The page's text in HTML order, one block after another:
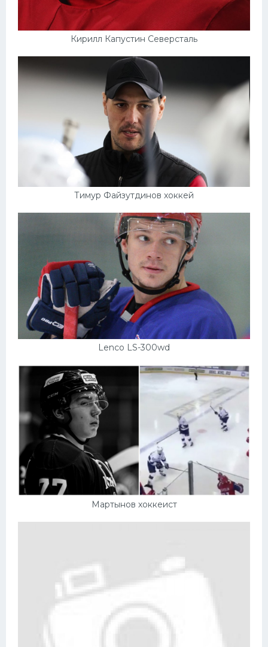
Кирилл Капустин Северсталь
Тимур Файзутдинов хоккей
Lenco LS-300wd
Мартынов хоккеист